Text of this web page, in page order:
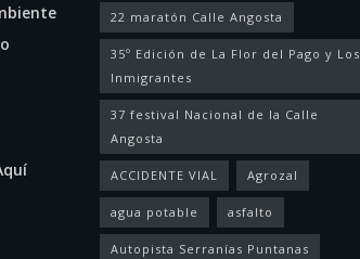
22 maratón Calle Angosta
35º Edición de La Flor del Pago y Los
Inmigrantes
37 festival Nacional de la Calle
Angosta
ACCIDENTE VIAL Agrozal
agua potable asfalto
Autopista Serranías Puntanas